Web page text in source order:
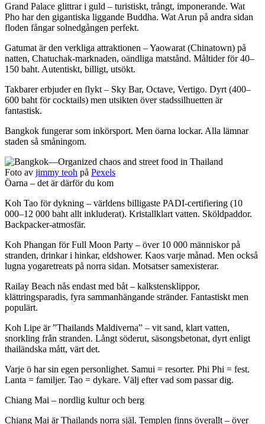
Grand Palace glittrar i guld – turistiskt, trångt, imponerande. Wat
Pho har den gigantiska liggande Buddha. Wat Arun på andra sidan
floden fångar solnedgången perfekt.
Gatumat är den verkliga attraktionen – Yaowarat (Chinatown) på
natten, Chatuchak-marknaden, oändliga matstånd. Måltider för 40–
150 baht. Autentiskt, billigt, utsökt.
Takbarer erbjuder en flykt – Sky Bar, Octave, Vertigo. Dyrt (400–
600 baht för cocktails) men utsikten över stadssilhuetten är
fantastisk.
Bangkok fungerar som inkörsport. Men öarna lockar. Alla lämnar
staden så småningom.
Foto av jimmy teoh på Pexels
Öarna – det är därför du kom
Koh Tao för dykning – världens billigaste PADI-certifiering (10
000–12 000 baht allt inkluderat). Kristallklart vatten. Sköldpaddor.
Backpacker-atmosfär.
Koh Phangan för Full Moon Party – över 10 000 människor på
stranden, drinkar i hinkar, eldshower. Kaos varje månad. Men också
lugna yogaretreats på norra sidan. Motsatser samexisterar.
Railay Beach nås endast med båt – kalkstensklippor,
klättringsparadis, fyra sammanhängande stränder. Fantastiskt men
populärt.
Koh Lipe är ”Thailands Maldiverna” – vit sand, klart vatten,
snorkling från stranden. Långt söderut, säsongsbetonat, dyrt enligt
thailändska mått, värt det.
Varje ö har sin egen personlighet. Samui = resorter. Phi Phi = fest.
Lanta = familjer. Tao = dykare. Välj efter vad som passar dig.
Chiang Mai – nordlig kultur och berg
Chiang Mai är Thailands norra själ. Templen finns överallt – över